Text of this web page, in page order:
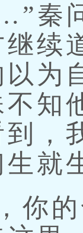
问
续
以为
知
，
就
的